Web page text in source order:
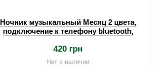
Ночник музыкальный Месяц 2 цвета,
подключение к телефону bluetooth,
420 грн
Нет в наличии